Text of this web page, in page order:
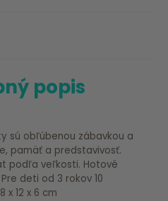
popis
sú obľúbenou zábavkou a
pamäť a predstavivosť.
podľa veľkosti. Hotové
x 12 x 6 cm